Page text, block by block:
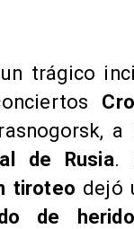
trágico
de Rusia.
tiroteo dejó
de